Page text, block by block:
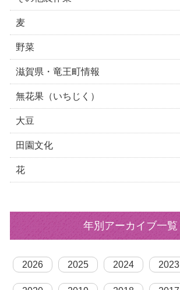
麦
野菜
滋賀県・竜王町情報
無花果（いちじく）
大豆
田園文化
花
年別アーカイブ一覧
2026 2025 2024 2023